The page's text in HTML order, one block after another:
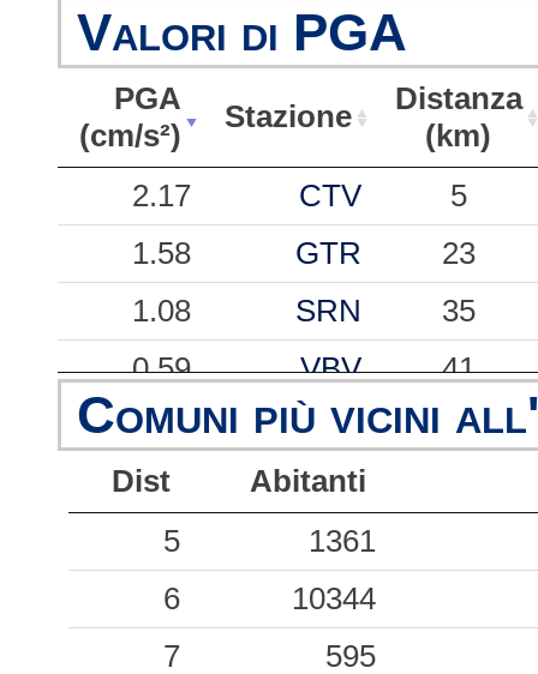
Valori di PGA
PGA
(cm/s²)
Stazione
Distanza
(km)
PGA
(cm/s²)
Stazione
Distanza
(km)
2.17 CTV
5
1.58
GTR
23
1.08
SRN
35
0.59
VBV
41
0.57
ARE
29
0.56
DNMI
0.47
VBM
0.46 GMB
Comuni più vicini
Dist
Abitanti
5
1361
6
10344
7
595